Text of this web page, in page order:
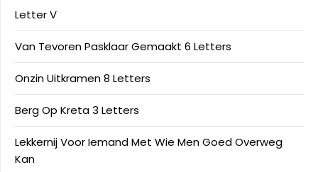
Letter V
Van Tevoren Pasklaar Gemaakt 6 Letters
Onzin Uitkramen 8 Letters
Berg Op Kreta 3 Letters
Lekkernij Voor Iemand Met Wie Men Goed Overweg
Kan